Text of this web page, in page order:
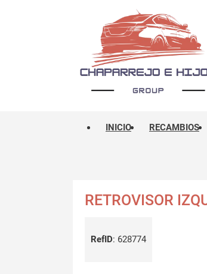
INICIO RECAMBIOS
RETROVISOR
RefID: 628774